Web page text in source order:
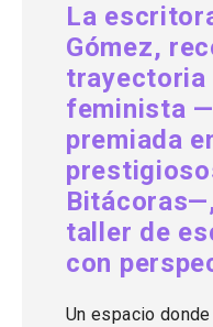
La
Gómez,
trayectoria
feminista
premiada
taller de
con
Un espacio